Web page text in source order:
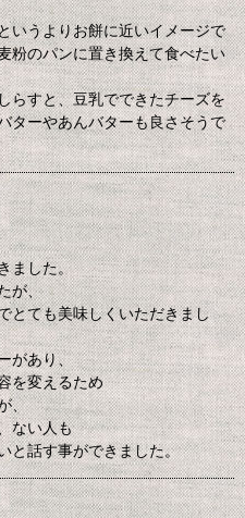
いうよりお餅に近いイメージで
粉のパンに置き換えて食べたい
らすと、豆乳でできたチーズを
ターやあんバターも良さそうで
ました。
が、
とても美味しくいただきまし
があり、
を変えるため
、
ない人も
と話す事ができました。